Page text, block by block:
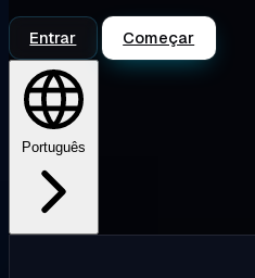
Entrar Começar
Português